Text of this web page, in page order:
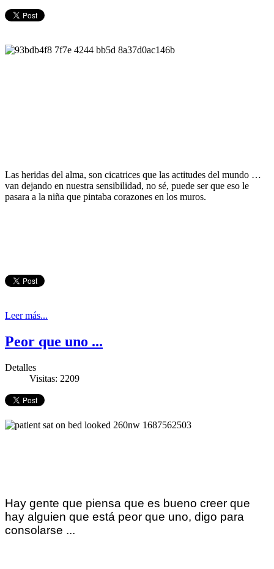
Las heridas del alma, son cicatrices que las actitudes del mundo …
van dejando en nuestra sensibilidad, no sé, puede ser que eso le
pasara a la niña que pintaba corazones en los muros.
Leer más...
Peor que uno ...
Detalles
Visitas: 2209
Hay gente que piensa que es bueno creer que
hay alguien que está peor que uno, digo para
consolarse ...